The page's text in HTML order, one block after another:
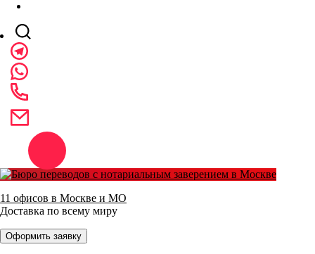
11 офисов в Москве и МО
Доставка по всему миру
Оформить заявку